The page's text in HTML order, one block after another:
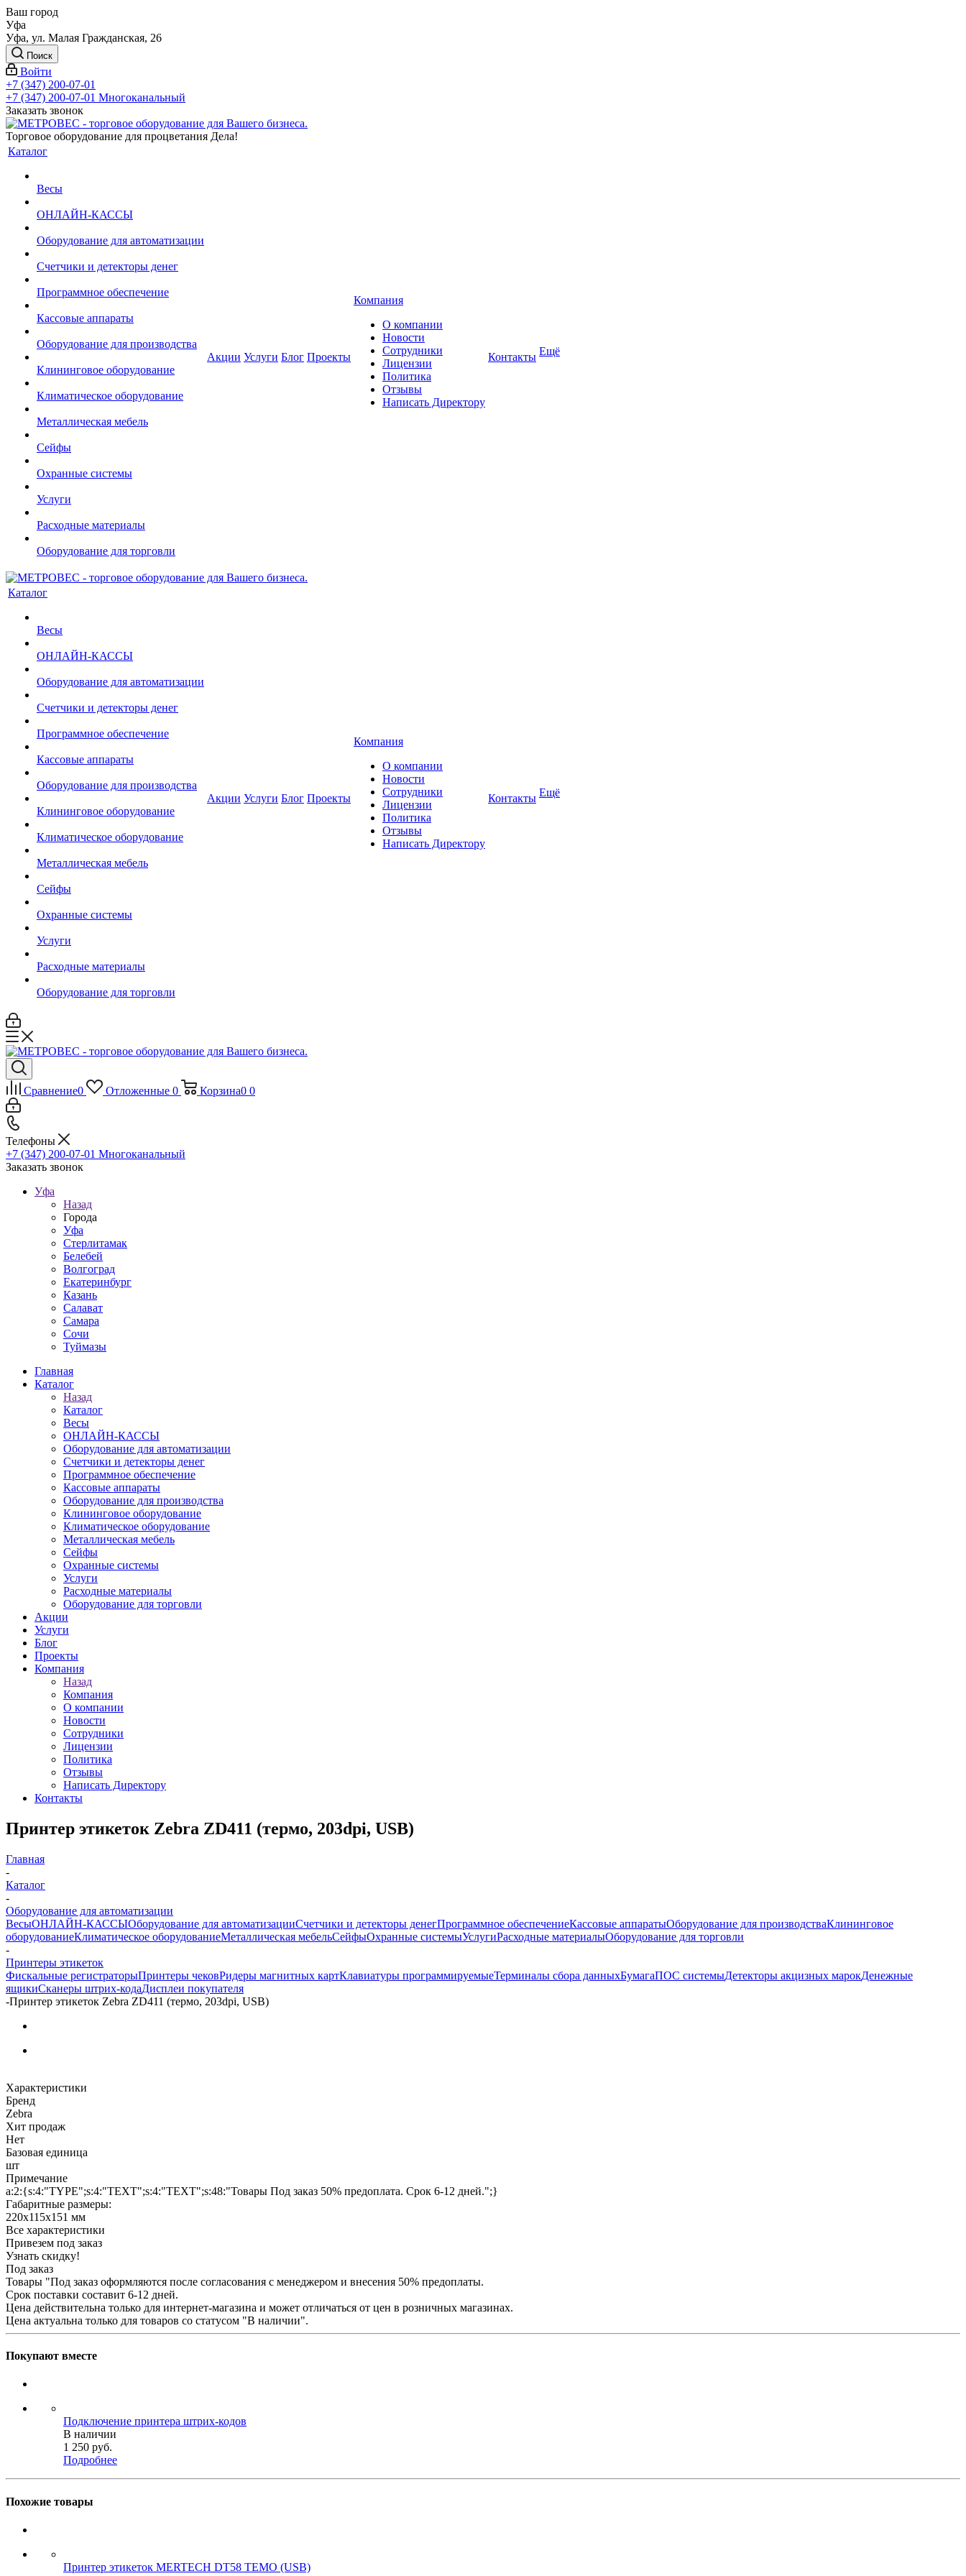
Ваш город
Уфа
Уфа, ул. Малая Гражданская, 26
Поиск
Войти
+7 (347) 200-07-01
+7 (347) 200-07-01 Многоканальный
Заказать звонок
Торговое оборудование для процветания Дела!
Каталог
Весы
ОНЛАЙН-КАССЫ
Оборудование для автоматизации
Счетчики и детекторы денег
Программное обеспечение
Кассовые аппараты
Оборудование для производства
Клининговое оборудование
Климатическое оборудование
Металлическая мебель
Сейфы
Охранные системы
Услуги
Расходные материалы
Оборудование для торговли
Акции Услуги Блог Проекты
Компания
О компании
Новости
Сотрудники
Лицензии
Политика
Отзывы
Написать Директору
Контакты Ещё
Каталог
Весы
ОНЛАЙН-КАССЫ
Оборудование для автоматизации
Счетчики и детекторы денег
Программное обеспечение
Кассовые аппараты
Оборудование для производства
Клининговое оборудование
Климатическое оборудование
Металлическая мебель
Сейфы
Охранные системы
Услуги
Расходные материалы
Оборудование для торговли
Акции Услуги Блог Проекты
Компания
О компании
Новости
Сотрудники
Лицензии
Политика
Отзывы
Написать Директору
Контакты Ещё
Сравнение0 Отложенные 0 Корзина0 0
Телефоны
+7 (347) 200-07-01 Многоканальный
Заказать звонок
Уфа
Назад
Города
Уфа
Стерлитамак
Белебей
Волгоград
Екатеринбург
Казань
Салават
Самара
Сочи
Туймазы
Главная
Каталог
Назад
Каталог
Весы
ОНЛАЙН-КАССЫ
Оборудование для автоматизации
Счетчики и детекторы денег
Программное обеспечение
Кассовые аппараты
Оборудование для производства
Клининговое оборудование
Климатическое оборудование
Металлическая мебель
Сейфы
Охранные системы
Услуги
Расходные материалы
Оборудование для торговли
Акции
Услуги
Блог
Проекты
Компания
Назад
Компания
О компании
Новости
Сотрудники
Лицензии
Политика
Отзывы
Написать Директору
Контакты
Принтер этикеток Zebra ZD411 (термо, 203dpi, USB)
Главная
-
Каталог
-
Оборудование для автоматизации
ВесыОНЛАЙН-КАССЫОборудование для автоматизацииСчетчики и детекторы денегПрограммное обеспечениеКассовые аппаратыОборудование для производстваКлининговое
оборудованиеКлиматическое оборудованиеМеталлическая мебельСейфыОхранные системыУслугиРасходные материалыОборудование для торговли
-
Принтеры этикеток
Фискальные регистраторыПринтеры чековРидеры магнитных картКлавиатуры программируемыеТерминалы сбора данныхБумагаПОС системыДетекторы акцизных марокДенежные
ящикиСканеры штрих-кодаДисплеи покупателя
-Принтер этикеток Zebra ZD411 (термо, 203dpi, USB)
Характеристики
Бренд
Zebra
Хит продаж
Нет
Базовая единица
шт
Примечание
a:2:{s:4:"TYPE";s:4:"TEXT";s:4:"TEXT";s:48:"Товары Под заказ 50% предоплата. Срок 6-12 дней.";}
Габаритные размеры:
220x115x151 мм
Все характеристики
Привезем под заказ
Узнать скидку!
Под заказ
Товары "Под заказ оформляются после согласования с менеджером и внесения 50% предоплаты.
Срок поставки составит 6-12 дней.
Цена действительна только для интернет-магазина и может отличаться от цен в розничных магазинах.
Цена актуальна только для товаров со статусом "В наличии".
Покупают вместе
Подключение принтера штрих-кодов
В наличии
1 250 руб.
Подробнее
Похожие товары
Принтер этикеток MERTECH DT58 TEMO (USB)